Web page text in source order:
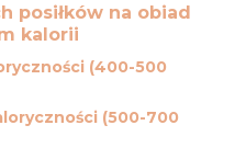
posiłków na obiad
kalorii
(400-500
(500-700